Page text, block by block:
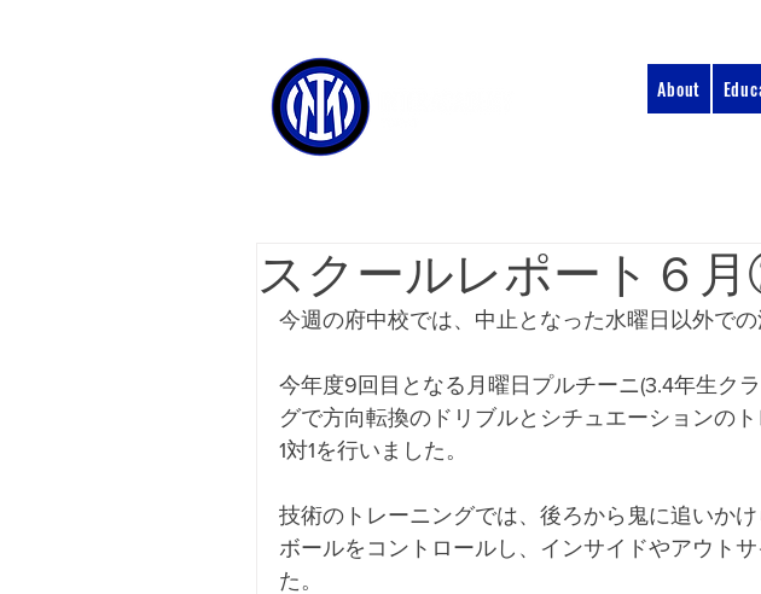
About
スクールレポート６
今週の府中校では、中止となった水曜日以外での
今年度9回目となる月曜日プルチーニ(3.4年生ク
グで方向転換のドリブルとシチュエーションの
1対1を行いました。
技術のトレーニングでは、後ろから鬼に追いか
ボールをコントロールし、インサイドやアウト
た。